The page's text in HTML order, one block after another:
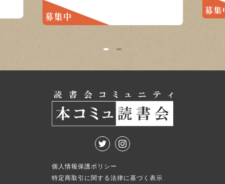
募集中
募集
1 2
個人情報保護ポリシー
特定商取引に関する法律に基づく表示